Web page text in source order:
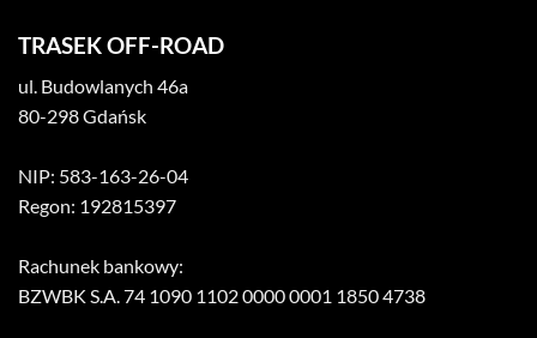
TRASEK OFF-ROAD
ul. Budowlanych 46a
80-298 Gdańsk
NIP: 583-163-26-04
Regon: 192815397
Rachunek bankowy:
BZWBK S.A. 74 1090 1102 0000 0001 1850 4738